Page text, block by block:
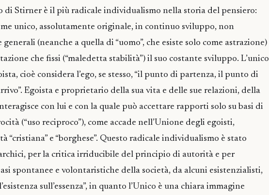
di Stirner è il più radicale individualismo nella storia del pensiero:
unico, assolutamente originale, in continuo sviluppo, non
(neanche a quella di “uomo”, che esiste solo come astrazione)
che fissi (“maledetta stabilità”) il suo costante sviluppo. L’unico
cioè considera l’ego, se stesso, “il punto di partenza, il punto di
Egoista e proprietario della sua vita e delle sue relazioni, della
con lui e con la quale può accettare rapporti solo su basi di
(“uso reciproco”), come accade nell’Unione degli egoisti,
“cristiana” e “borghese”. Questo radicale individualismo è stato
per la critica irriducibile del principio di autorità e per
spontanee e volontaristiche della società, da alcuni esistenzialisti,
sull’essenza”, in quanto l’Unico è una chiara immagine